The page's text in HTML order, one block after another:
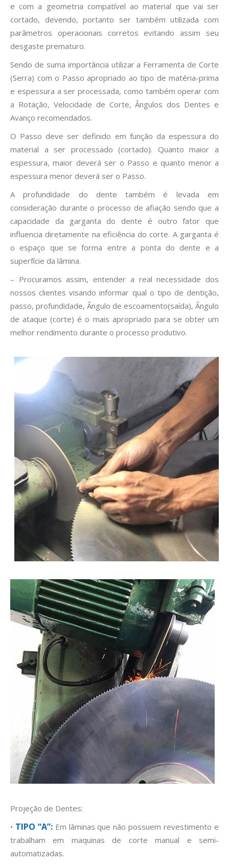
e com a geometria compatível ao material que vai ser
cortado, devendo, portanto ser também utilizada com
parâmetros operacionais corretos evitando assim seu
desgaste prematuro.
Sendo de suma importância utilizar a Ferramenta de Corte
(Serra) com o Passo apropriado ao tipo de matéria-prima
e espessura a ser processada, como também operar com
a Rotação, Velocidade de Corte, Ângulos dos Dentes e
Avanço recomendados.
O Passo deve ser definido em função da espessura do
material a ser processado (cortado). Quanto maior a
espessura, maior deverá ser o Passo e quanto menor a
espessura menor deverá ser o Passo.
A profundidade do dente também é levada em
consideração durante o processo de afiação sendo que a
capacidade da garganta do dente é outro fator que
influencia diretamente na eficiência do corte. A garganta é
o espaço que se forma entre a ponta do dente e a
superfície da lâmina.
– Procuramos assim, entender a real necessidade dos
nossos clientes visando informar qual o tipo de dentição,
passo, profundidade, Ângulo de escoamento(saída), Ângulo
de ataque (corte) é o mais apropriado para se obter um
melhor rendimento durante o processo produtivo.
Projeção de Dentes:
• TIPO “A”:Em lâminas que não possuem revestimento e
trabalham em maquinas de corte manual e semi-
automatizadas.